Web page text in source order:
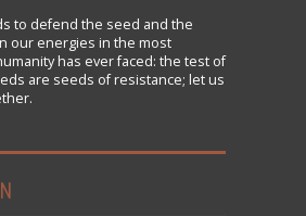
to defend the seed and the
our energies in the most
has ever faced: the test of
are seeds of resistance; let us